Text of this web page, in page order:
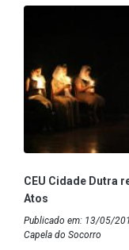
CEU Cidade Dutra
Atos
Publicado em: 13/05/
Capela do Socorro